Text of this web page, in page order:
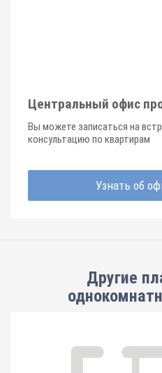
Центральный офис
Вы можете записаться на
консультацию по квартирам
Узнать об
Другие